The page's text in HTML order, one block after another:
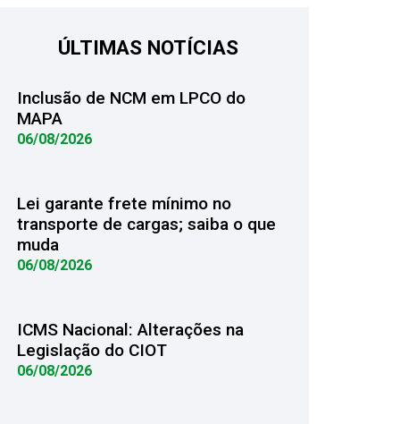
ÚLTIMAS NOTÍCIAS
Inclusão de NCM em LPCO do
MAPA
06/08/2026
Lei garante frete mínimo no
transporte de cargas; saiba o que
muda
06/08/2026
ICMS Nacional: Alterações na
Legislação do CIOT
06/08/2026